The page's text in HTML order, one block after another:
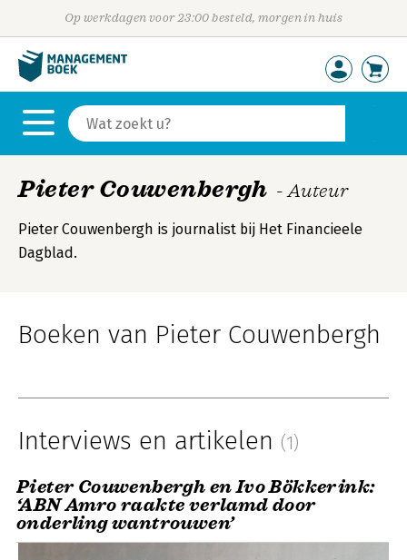
Op werkdagen voor 23:00 besteld, morgen in huis
Pieter Couwenbergh - Auteur
Pieter Couwenbergh is journalist bij Het Financieele
Dagblad.
Boeken van Pieter Couwenbergh
Interviews en artikelen (1)
Pieter Couwenbergh en Ivo Bökkerink:
‘ABN Amro raakte verlamd door
onderling wantrouwen’